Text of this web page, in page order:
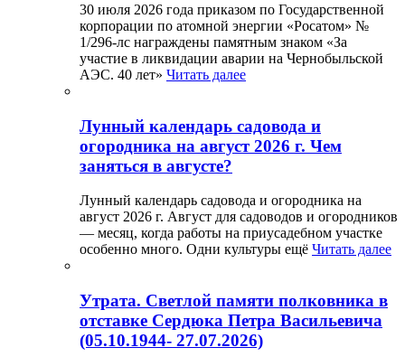
30 июля 2026 года приказом по Государственной
корпорации по атомной энергии «Росатом» №
1/296-лс награждены памятным знаком «За
участие в ликвидации аварии на Чернобыльской
АЭС. 40 лет» Читать далее
Лунный календарь садовода и
огородника на август 2026 г. Чем
заняться в августе?
Лунный календарь садовода и огородника на
август 2026 г. Август для садоводов и огородников
— месяц, когда работы на приусадебном участке
особенно много. Одни культуры ещё Читать далее
Утрата. Светлой памяти полковника в
отставке Сердюка Петра Васильевича
(05.10.1944- 27.07.2026)